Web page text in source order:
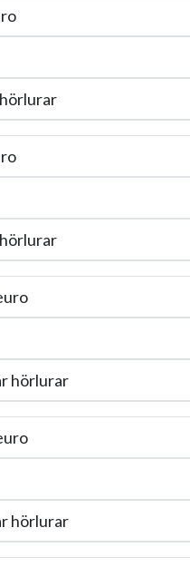
hörlurar
hörlurar